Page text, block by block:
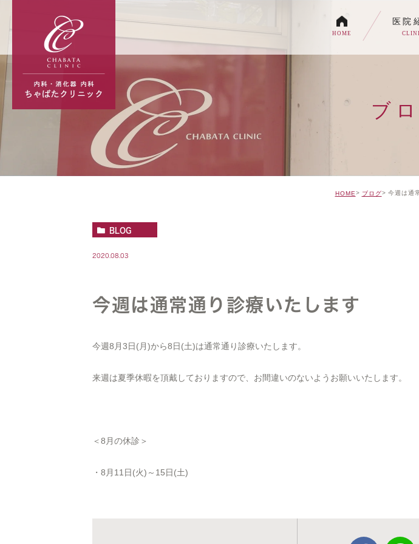
HOME
医院
ブ
HOME ブログ 今週は通
BLOG
2020.08.03
今週は通常通り診療いたします
今週8月3日(月)から8日(土)は通常通り診療いたします。
来週は夏季休暇を頂戴しておりますので、お間違いのないようお願いいたします。
＜8月の休診＞
・8月11日(火)～15日(土)